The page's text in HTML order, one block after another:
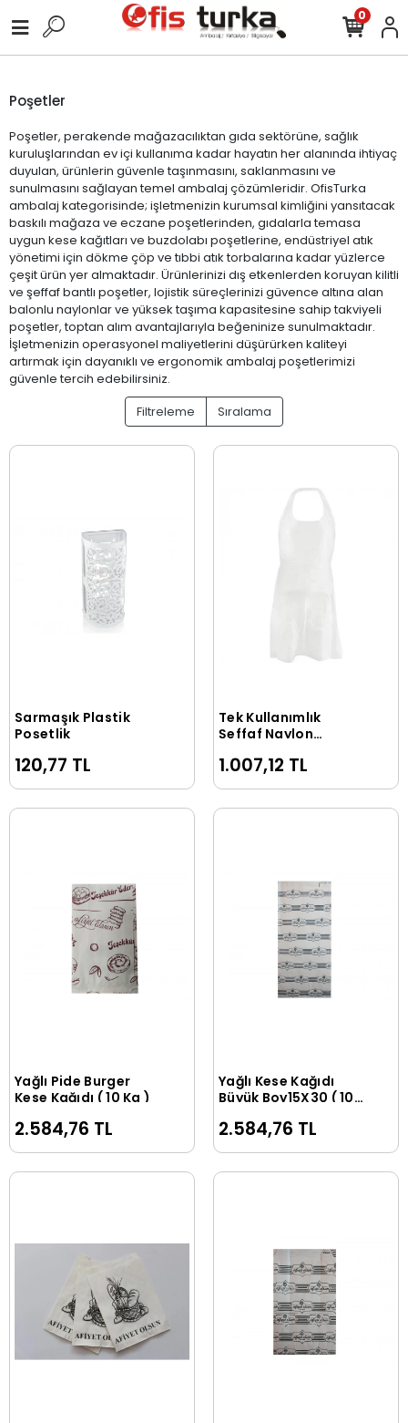
0
Poşetler
Poşetler, perakende mağazacılıktan gıda sektörüne, sağlık
kuruluşlarından ev içi kullanıma kadar hayatın her alanında ihtiyaç
duyulan, ürünlerin güvenle taşınmasını, saklanmasını ve
sunulmasını sağlayan temel ambalaj çözümleridir. OfisTurka
ambalaj kategorisinde; işletmenizin kurumsal kimliğini yansıtacak
baskılı mağaza ve eczane poşetlerinden, gıdalarla temasa
uygun kese kağıtları ve buzdolabı poşetlerine, endüstriyel atık
yönetimi için dökme çöp ve tıbbi atık torbalarına kadar yüzlerce
çeşit ürün yer almaktadır. Ürünlerinizi dış etkenlerden koruyan kilitli
ve şeffaf bantlı poşetler, lojistik süreçlerinizi güvence altına alan
balonlu naylonlar ve yüksek taşıma kapasitesine sahip takviyeli
poşetler, toptan alım avantajlarıyla beğeninize sunulmaktadır.
İşletmenizin operasyonel maliyetlerini düşürürken kaliteyi
artırmak için dayanıklı ve ergonomik ambalaj poşetlerimizi
güvenle tercih edebilirsiniz.
Filtreleme
Sıralama
Sepete Ekle
Sarmaşık Plastik
Poşetlik
120,77 TL
Sepete Ekle
Tek Kullanımlık
Şeffaf Naylon
1000 Adet )
1.007,12 TL
Sepete Ekle
Yağlı Pide Burger
Kese Kağıdı ( 10 Kg )
2.584,76 TL
Sepete Ekle
Yağlı Kese Kağıdı
Büyük Boy15X30 ( 10
2.584,76 TL